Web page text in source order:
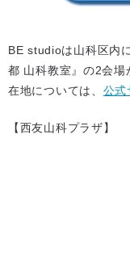
BE studioは山科区内
都 山科教室』の2会場
在地については、 公式
【西友山科プラザ】